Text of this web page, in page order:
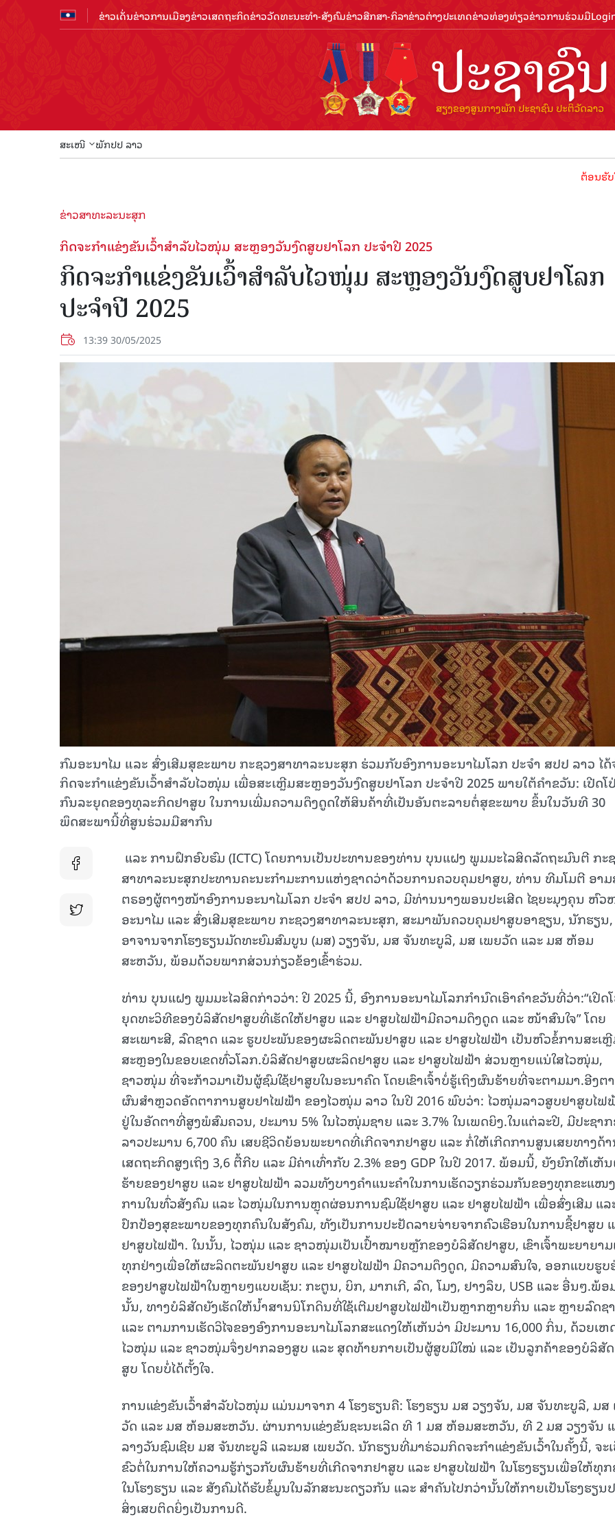
ຂ່າວເດັ່ນຂ່າວການເມືອງຂ່າວເສດຖະກິດຂ່າວວັດທະນະທຳ-ສັງຄົມຂ່າວສືກສາ-ກິລາຂ່າວຕ່າງປະເທດຂ່າວທ່ອງທ່ຽວຂ່າວການຮ່ວມມື
ສະເໜີ ພັກປປ ລາວ
ຕ້ອນຮັບປີທ່ອງ
ຂ່າວສາທະລະນະສຸກ
ກິດຈະກໍາແຂ່ງຂັນເວົ້າສໍາລັບໄວໜຸ່ມ ສະຫຼອງວັນງົດສູບຢາໂລກ ປະຈໍາປີ 2025
ກິດຈະກໍາແຂ່ງຂັນເວົ້າສໍາລັບໄວໜຸ່ມ ສະຫຼອງວັນງົດສູບຢາໂລກ
ປະຈໍາປີ 2025
13:39 30/05/2025
ກົມອະນາໄມ ແລະ ສົ່ງເສີມສຸຂະພາບ ກະຊວງສາທາລະນະສຸກ ຮ່ວມກັບອົງການອະນາໄມໂລກ ປະຈຳ ສປປ ລາວ ໄ
ກິດຈະກໍາແຂ່ງຂັນເວົ້າສໍາລັບໄວໜຸ່ມ ເພື່ອສະເຫຼີມສະຫຼອງວັນງົດສູບຢາໂລກ ປະຈໍາປີ 2025 ພາຍໃຕ້ຄໍາຂວັນ: ເປີດໂ
ກົນລະຍຸດຂອງທຸລະກິດຢາສູບ ໃນການເພີ່ມຄວາມດຶງດູດໃຫ້ສິນຄ້າທີ່ເປັນອັນຕະລາຍຕໍ່ສຸຂະພາບ ຂຶ້ນໃນວັນທີ 30
ພຶດສະພານີ້ທີ່ສູນຮ່ວມມືສາກົນ
ແລະ ການຝຶກອົບຮົມ (ICTC) ໂດຍການເປັນປະທານຂອງທ່ານ ບຸນແຝງ ພູມມະໄລສິດລັດຖະມົນຕີ ກະ
ສາທາລະນະສຸກປະທານຄະນະກຳມະການແຫ່ງຊາດວ່າດ້ວຍການຄວບຄຸມຢາສູບ, ທ່ານ ທີມໂມຕີ ອາມ
ຕຣອງຜູ້ຕາງໜ້າອົງການອະນາໄມໂລກ ປະຈຳ ສປປ ລາວ, ມີທ່ານນາງພອນປະເສີດ ໄຊຍະມຸງຄຸນ ຫົ
ອະນາໄມ ແລະ ສົ່ງເສີມສຸຂະພາບ ກະຊວງສາທາລະນະສຸກ, ສະມາພັນຄວບຄຸມຢາສູບອາຊຽນ, ນັກຮຽນ
ອາຈານຈາກໂຮງຮຽນມັດທະຍົມສົມບູນ (ມສ) ວຽງຈັນ, ມສ ຈັນທະບູລີ, ມສ ເພຍວັດ ແລະ ມສ ຫ້ອມ
ສະຫວັນ, ພ້ອມດ້ວຍພາກສ່ວນກ່ຽວຂ້ອງເຂົ້າຮ່ວມ.
ທ່ານ ບຸນແຝງ ພູມມະໄລສິດກ່າວວ່າ: ປີ 2025 ນີ້, ອົງການອະນາໄມໂລກກຳນົດເອົາຄໍາຂວັນທີ່ວ່າ:“ເປີດ
ຍຸດທະວິທີຂອງບໍລິສັດຢາສູບທີ່ເຮັດໃຫ້ຢາສູບ ແລະ ຢາສູບໄຟຟ້າມີຄວາມດຶງດູດ ແລະ ໜ້າສົນໃຈ” ໂດຍ
ສະເພາະສີ, ລົດຊາດ ແລະ ຮູບປະພັນຂອງຜະລິດຕະພັນຢາສູບ ແລະ ຢາສູບໄຟຟ້າ ເປັນຫົວຂໍ້ການສະເ
ສະຫຼອງໃນຂອບເຂດທົ່ວໂລກ.ບໍລິສັດຢາສູບຜະລິດຢາສູບ ແລະ ຢາສູບໄຟຟ້າ ສ່ວນຫຼາຍແນ່ໃສໄວໜຸ່ມ,
ຊາວໜຸ່ມ ທີ່ຈະກ້າວມາເປັນຜູ້ຊົມໃຊ້ຢາສູບໃນອະນາຄົດ ໂດຍເຂົາເຈົ້າບໍ່ຮູ້ເຖິງຜົນຮ້າຍທີ່ຈະຕາມມາ.ອີງຕ
ຜົນສໍາຫຼວດອັດຕາການສູບຢາໄຟຟ້າ ຂອງໄວໜຸ່ມ ລາວ ໃນປີ 2016 ພົບວ່າ: ໄວໜຸ່ມລາວສູບຢາສູບໄຟ
ຢູ່ໃນອັດຕາທີ່ສູງພໍສົມຄວນ, ປະມານ 5% ໃນໄວໜຸ່ມຊາຍ ແລະ 3.7% ໃນເພດຍິງ.ໃນແຕ່ລະປີ, ມີປະຊາ
ລາວປະມານ 6,700 ຄົນ ເສຍຊີວິດຍ້ອນພະຍາດທີ່ເກີດຈາກຢາສູບ ແລະ ກໍ່ໃຫ້ເກີດການສູນເສຍທາງດ້
ເສດຖະກິດສູງເຖິງ 3,6 ຕື້ກີບ ແລະ ມີຄ່າເທົ່າກັບ 2.3% ຂອງ GDP ໃນປີ 2017. ພ້ອມນີ້, ຍັງຍົກໃຫ້ເຫັ
ຮ້າຍຂອງຢາສູບ ແລະ ຢາສູບໄຟຟ້າ ລວມທັງບາງຄໍາແນະຄໍາໃນການເຮັດວຽກຮ່ວມກັນຂອງທຸກຂະແໜງ
ການໃນທົ່ວສັງຄົມ ແລະ ໄວໜຸ່ມໃນການຫຼຸດຜ່ອນການຊົມໃຊ້ຢາສູບ ແລະ ຢາສູບໄຟຟ້າ ເພື່ອສົ່ງເສີມ ແລ
ປົກປ້ອງສຸຂະພາບຂອງທຸກຄົນໃນສັງຄົມ, ທັງເປັນການປະຢັດລາຍຈ່າຍຈາກຄົວເຮືອນໃນການຊື້ຢາສູບ
ຢາສູບໄຟຟ້າ. ໃນນັ້ນ, ໄວໜຸ່ມ ແລະ ຊາວໜຸ່ມເປັນເປົ້າໝາຍຫຼັກຂອງບໍລິສັດຢາສູບ, ເຂົາເຈົ້າພະຍາຍາມ
ທຸກຢ່າງເພື່ອໃຫ້ຜະລິດຕະພັນຢາສູບ ແລະ ຢາສູບໄຟຟ້າ ມີຄວາມດຶງດູດ, ມີຄວາມສົນໃຈ, ອອກແບບຮູບ
ຂອງຢາສູບໄຟຟ້າໃນຫຼາຍໆແບບເຊັນ: ກະຕູນ, ບິກ, ມາກເກີ, ລົດ, ໂມງ, ຢາງລຶບ, USB ແລະ ອື່ນໆ.ພ້
ນັ້ນ, ທາງບໍລິສັດຍັງເຮັດໃຫ້ນໍ້າສານນິໂກດິນທີ່ໃຊ້ເຕີມຢາສູບໄຟຟ້າເປັນຫຼາກຫຼາຍກິ່ນ ແລະ ຫຼາຍລົດຊ
ແລະ ຕາມການເຮັດວິໄຈຂອງອົງການອະນາໄມໂລກສະແດງໃຫ້ເຫັນວ່າ ມີປະມານ 16,000 ກິ່ນ, ດ້ວຍເ
ໄວໜຸ່ມ ແລະ ຊາວໜຸ່ມຈຶ່ງຢາກລອງສູບ ແລະ ສຸດທ້າຍກາຍເປັນຜູ້ສູບມືໃໝ່ ແລະ ເປັນລູກຄ້າຂອງບໍລິສັ
ສູບ ໂດຍບໍ່ໄດ້ຕັ້ງໃຈ.
ການແຂ່ງຂັນເວົ້າສໍາລັບໄວໜຸ່ມ ແມ່ນມາຈາກ 4 ໂຮງຮຽນຄື: ໂຮງຮຽນ ມສ ວຽງຈັນ, ມສ ຈັນທະບູລີ, ມສ
ວັດ ແລະ ມສ ຫ້ອມສະຫວັນ. ຜ່ານການແຂ່ງຂັນຊະນະເລີດ ທີ 1 ມສ ຫ້ອມສະຫວັນ, ທີ 2 ມສ ວຽງຈັນ
ລາງວັນຊົມເຊີຍ ມສ ຈັນທະບູລີ ແລະມສ ເພຍວັດ. ນັກຮຽນທີ່ມາຮ່ວມກິດຈະກໍາແຂ່ງຂັນເວົ້າໃນຄັ້ງນີ້, ຈະ
ຂົວຕໍ່ໃນການໃຫ້ຄວາມຮູ້ກ່ຽວກັບຜົນຮ້າຍທີ່ເກີດຈາກຢາສູບ ແລະ ຢາສູບໄຟຟ້າ ໃນໂຮງຮຽນເພື່ອໃຫ້ທຸ
ໃນໂຮງຮຽນ ແລະ ສັງຄົມໄດ້ຮັບຂໍ້ມູນໃນລັກສະນະດຽວກັນ ແລະ ສໍາຄັນໄປກວ່ານັ້ນໃຫ້ກາຍເປັນໂຮງຮຽນ
ສິ່ງເສບຕິດຍິ່ງເປັນການດີ.
15.040(07-08-